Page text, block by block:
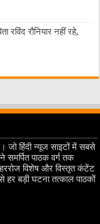
रविंद रौनियार नहीं रहे,
जो हिंदी न्यूज साइटों में सबसे
समर्पित पाठक वर्ग तक
विशेष और विस्तृत कंटेंट
हर बड़ी घटना तत्काल पाठकों